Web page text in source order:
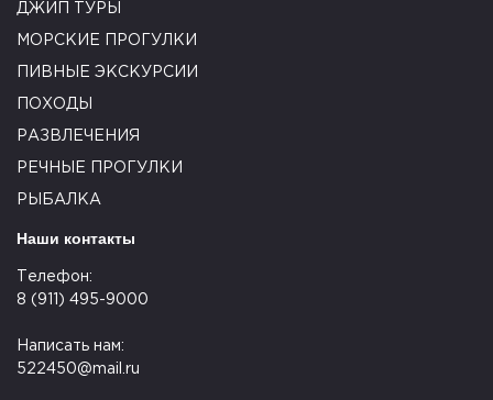
ДЖИП ТУРЫ
МОРСКИЕ ПРОГУЛКИ
ПИВНЫЕ ЭКСКУРСИИ
ПОХОДЫ
РАЗВЛЕЧЕНИЯ
РЕЧНЫЕ ПРОГУЛКИ
РЫБАЛКА
Наши контакты
Телефон:
8 (911) 495-9000
Написать нам:
522450@mail.ru